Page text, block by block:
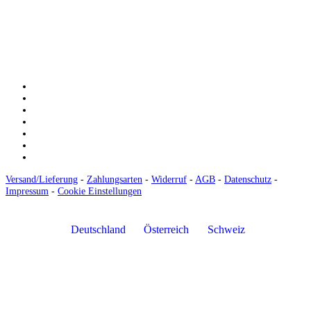
Versand/Lieferung - Zahlungsarten - Widerruf - AGB - Datenschutz -
Impressum - Cookie Einstellungen
Deutschland Österreich Schweiz